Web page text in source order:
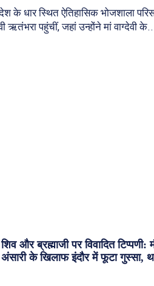
के धार स्थित ऐतिहासिक भोजशाला
ऋतंभरा पहुंचीं, जहां उन्होंने मां वाग्देवी
और ब्रह्माजी पर विवादित टिप्पणी:
अंसारी के खिलाफ इंदौर में फूटा गुस्सा,